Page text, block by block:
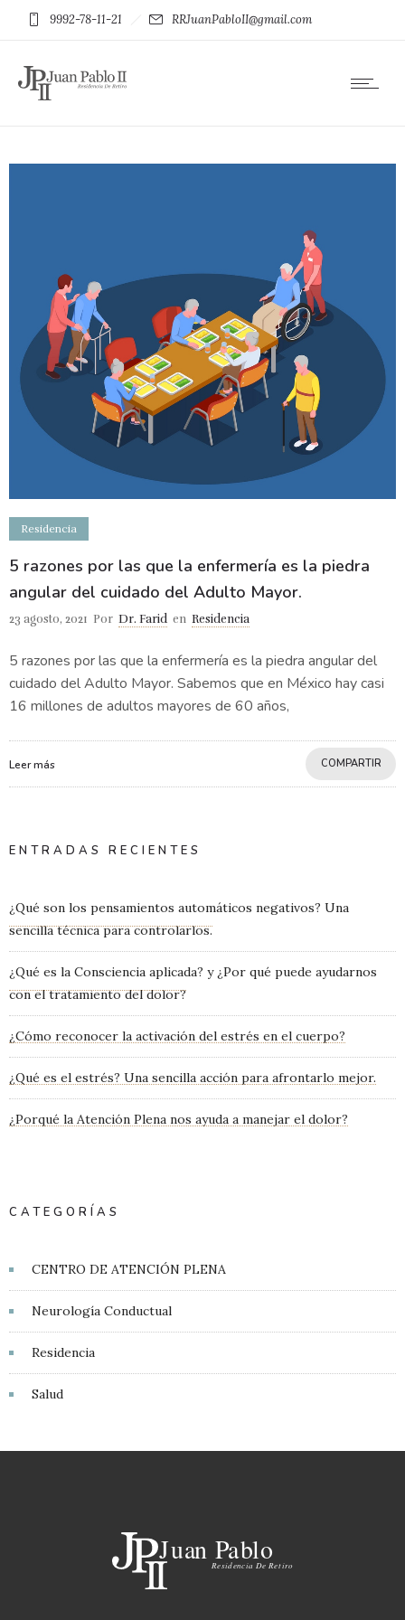
9992-78-11-21 RRJuanPabloII@gmail.com
Residencia
5 razones por las que la enfermería es la piedra
angular del cuidado del Adulto Mayor.
23 agosto, 2021 Por Dr. Farid en Residencia
5 razones por las que la enfermería es la piedra angular del
cuidado del Adulto Mayor. Sabemos que en México hay casi
16 millones de adultos mayores de 60 años,
Leer más COMPARTIR
ENTRADAS RECIENTES
¿Qué son los pensamientos automáticos negativos? Una
sencilla técnica para controlarlos.
¿Qué es la Consciencia aplicada? y ¿Por qué puede ayudarnos
con el tratamiento del dolor?
¿Cómo reconocer la activación del estrés en el cuerpo?
¿Qué es el estrés? Una sencilla acción para afrontarlo mejor.
¿Porqué la Atención Plena nos ayuda a manejar el dolor?
CATEGORÍAS
CENTRO DE ATENCIÓN PLENA
Neurología Conductual
Residencia
Salud